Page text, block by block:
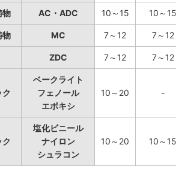
物 AC・ADC 10～15 10～15
物 MC 7～12 7～12
ZDC 7～12 7～12
ベークライト
フェノール
エポキシ
10～20 -
塩化ビニール
ナイロン
シュラコン
10～20 10～15